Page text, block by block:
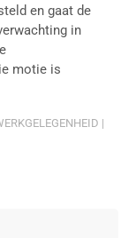
en gaat de
in
motie is
|